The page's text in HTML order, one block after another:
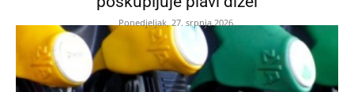
Ponedjeljak, 27. srpnja 2026.